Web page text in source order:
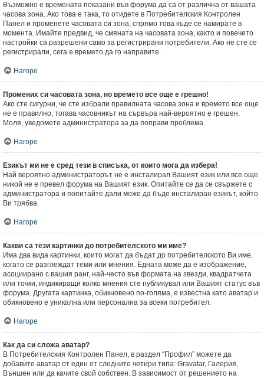
Възможно е времената показани във форума да са от различна от вашата
часова зона. Ако това е така, то отидете в Потребителския Контролен
Панел и променете часовата си зона, спрямо това къде се намирате в
момента. Имайте предвид, че смяната на часовата зона, както и повечето
настройки са разрешени само за регистрирани потребители. Ако не сте се
регистрирали, сега е времето да го направите.
Нагоре
Промених си часовата зона, но времето все още е грешно!
Ако сте сигурни, че сте избрали правилната часова зона и времето все още
не е правилно, тогава часовникът на сървъра най-вероятно е грешен.
Моля, уведомете администратора за да поправи проблема.
Нагоре
Езикът ми не е сред тези в списъка, от които мога да избера!
Най вероятно администраторът не е инсталирал Вашият език или все още
никой не е превел форума на Вашият език. Опитайте се да се свържете с
администратора и попитайте дали може да бъде инсталиран езикът, който
Ви трябва.
Нагоре
Какви са тези картинки до потребителското ми име?
Има два вида картинки, които могат да бъдат до потребителското Ви име,
когато се разглеждат теми или мнения. Едната може да е изображение,
асоциирано с вашия ранг, най-често във формата на звезди, квадратчета
или точки, индикиращи колко мнения сте публикувал или Вашият статус във
форума. Другата картинка, обикновено по-голяма, е известна като аватар и
обикновено е уникална или персонална за всеки потребител.
Нагоре
Как да си сложа аватар?
В Потребителския Контролен Панел, в раздел “Профил” можете да
добавите аватар от един от следните четири типа: Gravatar, Галерия,
Външен или да качите свой собствен. В зависимост от решението на